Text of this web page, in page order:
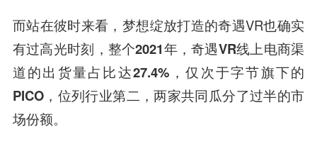
而站在彼时来看，梦想绽放打造的奇遇VR也确实
有过高光时刻， 整个2021年，奇遇VR线上电商渠
道的出货量占比达27.4%，仅次于字节旗下的
PICO，位列行业第二，两家共同瓜分了过半的市
场份额。